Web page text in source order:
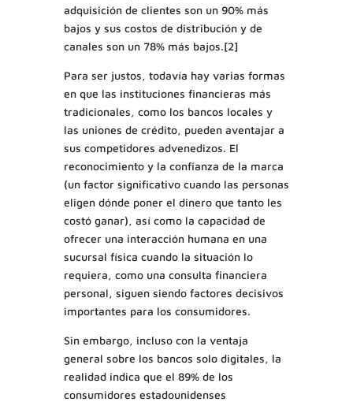
adquisición de clientes son un 90% más
bajos y sus costos de distribución y de
canales son un 78% más bajos.[2]
Para ser justos, todavía hay varias formas
en que las instituciones financieras más
tradicionales, como los bancos locales y
las uniones de crédito, pueden aventajar a
sus competidores advenedizos. El
reconocimiento y la confianza de la marca
(un factor significativo cuando las personas
eligen dónde poner el dinero que tanto les
costó ganar), así como la capacidad de
ofrecer una interacción humana en una
sucursal física cuando la situación lo
requiera, como una consulta financiera
personal, siguen siendo factores decisivos
importantes para los consumidores.
Sin embargo, incluso con la ventaja
general sobre los bancos solo digitales, la
realidad indica que el 89% de los
consumidores estadounidenses